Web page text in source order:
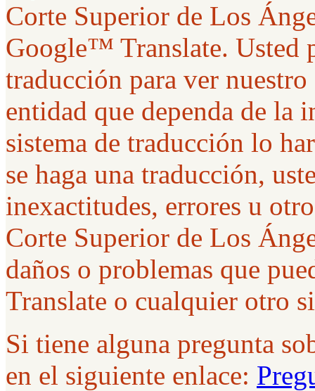
Corte Superior de Los
Google™ Translate. Usted
traducción para ver
entidad que dependa de la
sistema de traducción lo
se haga una traducción,
inexactitudes, errores u
Corte Superior de Los
daños o problemas que
Translate o cualquier otro
Si tiene alguna pregunta
en el siguiente enlace: